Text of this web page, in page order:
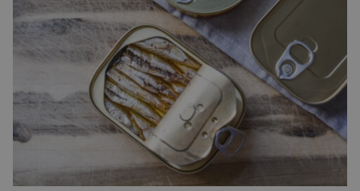
Donald Kendall, generální ředitel společnosti
PepsiCo, který se v květnu roku 1989 stává
admirálem flotily, jež čítá sedmnáct […]